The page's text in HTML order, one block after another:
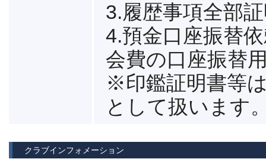
3.履歴事項全部
4.預金口座振替
会費の口座振替
※印鑑証明書等
として扱います
クラブインフォメーション